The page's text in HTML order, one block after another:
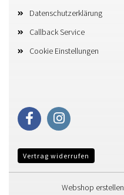
Datenschutzerklärung
Callback Service
Cookie Einstellungen
Vertrag widerrufen
Webshop erstellen